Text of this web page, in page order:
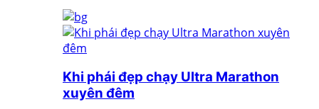
Khi phái đẹp chạy Ultra Marathon
xuyên đêm